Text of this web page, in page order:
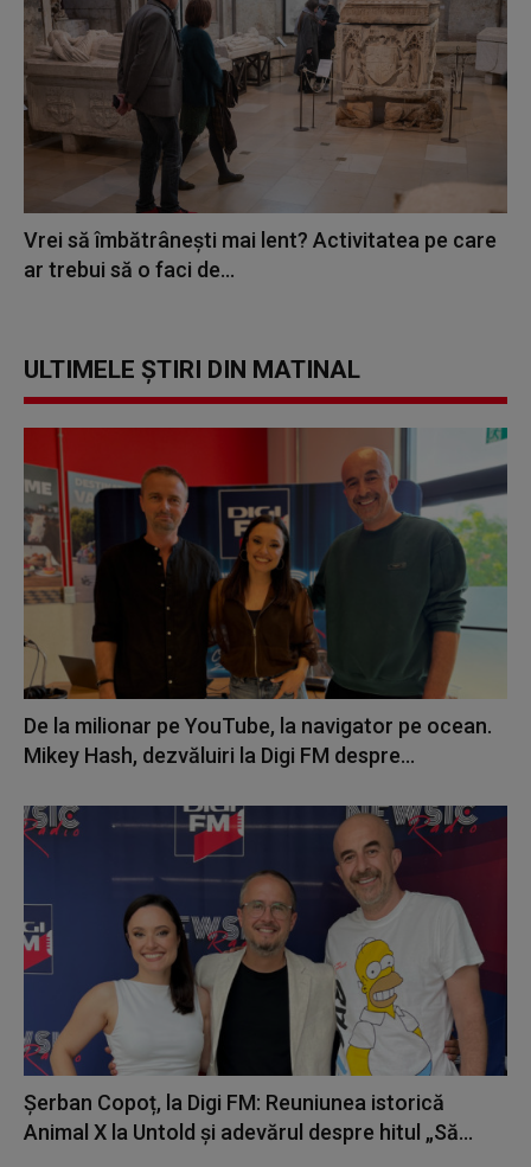
Vrei să îmbătrânești mai lent? Activitatea pe care
ar trebui să o faci de...
ULTIMELE ȘTIRI DIN MATINAL
De la milionar pe YouTube, la navigator pe ocean.
Mikey Hash, dezvăluiri la Digi FM despre...
Șerban Copoț, la Digi FM: Reuniunea istorică
Animal X la Untold și adevărul despre hitul „Să...